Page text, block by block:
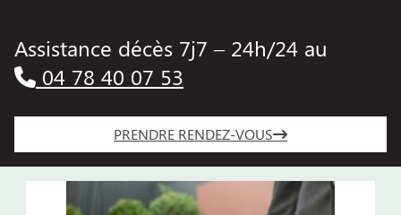
Assistance décès 7j7 – 24h/24 au
04 78 40 07 53
PRENDRE RENDEZ-VOUS